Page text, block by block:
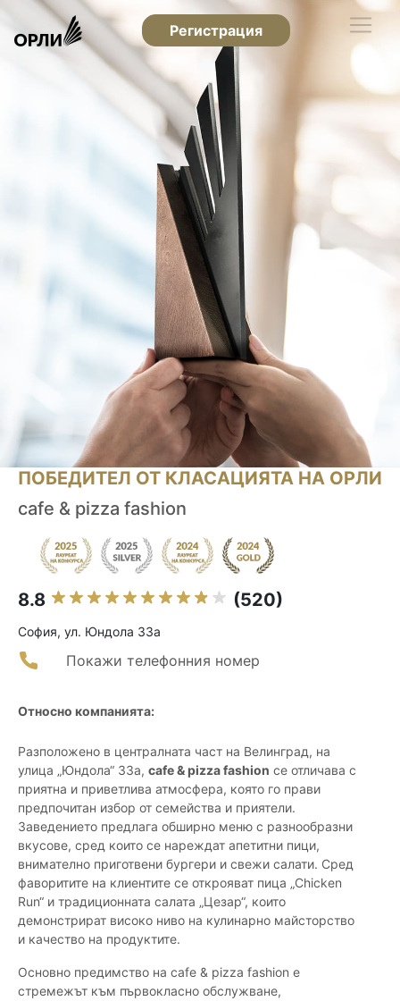
Регистрация
ПОБЕДИТЕЛ ОТ КЛАСАЦИЯТА НА ОРЛИ
cafe & pizza fashion
8.8 (520)
София, ул. Юндола 33а
Покажи телефонния номер
Относно компанията:
Разположено в централната част на Велинград, на
улица „Юндола“ 33а, cafe & pizza fashion се отличава с
приятна и приветлива атмосфера, която го прави
предпочитан избор от семейства и приятели.
Заведението предлага обширно меню с разнообразни
вкусове, сред които се нареждат апетитни пици,
внимателно приготвени бургери и свежи салати. Сред
фаворитите на клиентите се открояват пица „Chicken
Run“ и традиционната салата „Цезар“, които
демонстрират високо ниво на кулинарно майсторство
и качество на продуктите.
Основно предимство на cafe & pizza fashion е
стремежът към първокласно обслужване,